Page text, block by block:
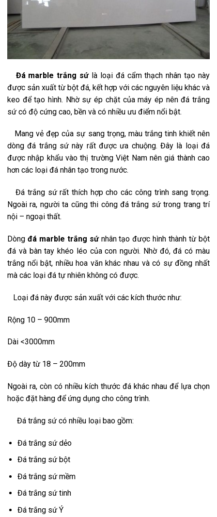
Đá marble trắng sứlà loại đá cẩm thạch nhân tạo này
được sản xuất từ bột đá, kết hợp với các nguyên liệu khác và
keo để tạo hình. Nhờ sự ép chặt của máy ép nên đá trắng
sứ có độ cứng cao, bền và có nhiều ưu điểm nổi bật.
Mang vẻ đẹp của sự sang trọng, màu trắng tinh khiết nên
dòng đá trắng sứ này rất được ưa chuộng. Đây là loại đá
được nhập khẩu vào thị trường Việt Nam nên giá thành cao
hơn các loại đá nhân tạo trong nước.
Đá trắng sứ rất thích hợp cho các công trình sang trọng.
Ngoài ra, người ta cũng thi công đá trắng sứ trong trang trí
nội – ngoại thất.
Dòng đá marble trắng sứnhân tạo được hình thành từ bột
đá và bàn tay khéo léo của con người. Nhờ đó, đá có màu
trắng nổi bật, nhiều hoa văn khác nhau và có sự đồng nhất
mà các loại đá tự nhiên không có được.
Loại đá này được sản xuất với các kích thước như:
Rộng 10 – 900mm
Dài <3000mm
Độ dày từ 18 – 200mm
Ngoài ra, còn có nhiều kích thước đá khác nhau để lựa chọn
hoặc đặt hàng để ứng dụng cho công trình.
Đá trắng sứ có nhiều loại bao gồm:
Đá trắng sứ dẻo
Đá trắng sứ bột
Đá trắng sứ mềm
Đá trắng sứ tinh
Đá trắng sứ Ý